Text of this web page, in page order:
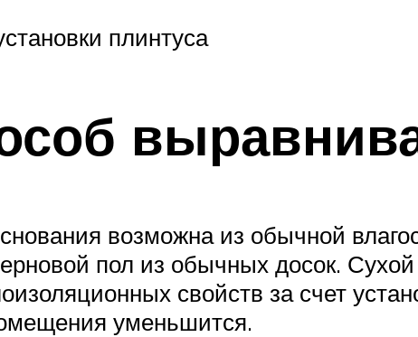
плинтуса
возможна из обычной
пол из обычных досок. Сухой
свойств за счет
уменьшится.